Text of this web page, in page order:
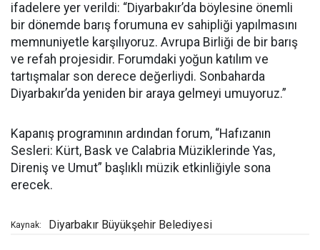
ifadelere yer verildi: “Diyarbakır’da böylesine önemli
bir dönemde barış forumuna ev sahipliği yapılmasını
memnuniyetle karşılıyoruz. Avrupa Birliği de bir barış
ve refah projesidir. Forumdaki yoğun katılım ve
tartışmalar son derece değerliydi. Sonbaharda
Diyarbakır’da yeniden bir araya gelmeyi umuyoruz.”
Kapanış programının ardından forum, “Hafızanın
Sesleri: Kürt, Bask ve Calabria Müziklerinde Yas,
Direniş ve Umut” başlıklı müzik etkinliğiyle sona
erecek.
Kaynak: Diyarbakır Büyükşehir Belediyesi